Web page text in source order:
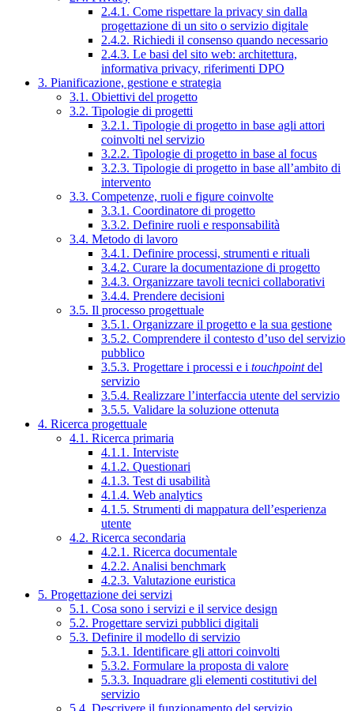
2.4.1. Come rispettare la privacy sin dalla
progettazione di un sito o servizio digitale
2.4.2. Richiedi il consenso quando necessario
2.4.3. Le basi del sito web: architettura,
informativa privacy, riferimenti DPO
3. Pianificazione, gestione e strategia
3.1. Obiettivi del progetto
3.2. Tipologie di progetti
3.2.1. Tipologie di progetto in base agli attori
coinvolti nel servizio
3.2.2. Tipologie di progetto in base al focus
3.2.3. Tipologie di progetto in base all’ambito di
intervento
3.3. Competenze, ruoli e figure coinvolte
3.3.1. Coordinatore di progetto
3.3.2. Definire ruoli e responsabilità
3.4. Metodo di lavoro
3.4.1. Definire processi, strumenti e rituali
3.4.2. Curare la documentazione di progetto
3.4.3. Organizzare tavoli tecnici collaborativi
3.4.4. Prendere decisioni
3.5. Il processo progettuale
3.5.1. Organizzare il progetto e la sua gestione
3.5.2. Comprendere il contesto d’uso del servizio
pubblico
3.5.3. Progettare i processi e i touchpointdel
servizio
3.5.4. Realizzare l’interfaccia utente del servizio
3.5.5. Validare la soluzione ottenuta
4. Ricerca progettuale
4.1. Ricerca primaria
4.1.1. Interviste
4.1.2. Questionari
4.1.3. Test di usabilità
4.1.4. Web analytics
4.1.5. Strumenti di mappatura dell’esperienza
utente
4.2. Ricerca secondaria
4.2.1. Ricerca documentale
4.2.2. Analisi benchmark
4.2.3. Valutazione euristica
5. Progettazione dei servizi
5.1. Cosa sono i servizi e il service design
5.2. Progettare servizi pubblici digitali
5.3. Definire il modello di servizio
5.3.1. Identificare gli attori coinvolti
5.3.2. Formulare la proposta di valore
5.3.3. Inquadrare gli elementi costitutivi del
servizio
5.4. Descrivere il funzionamento del servizio